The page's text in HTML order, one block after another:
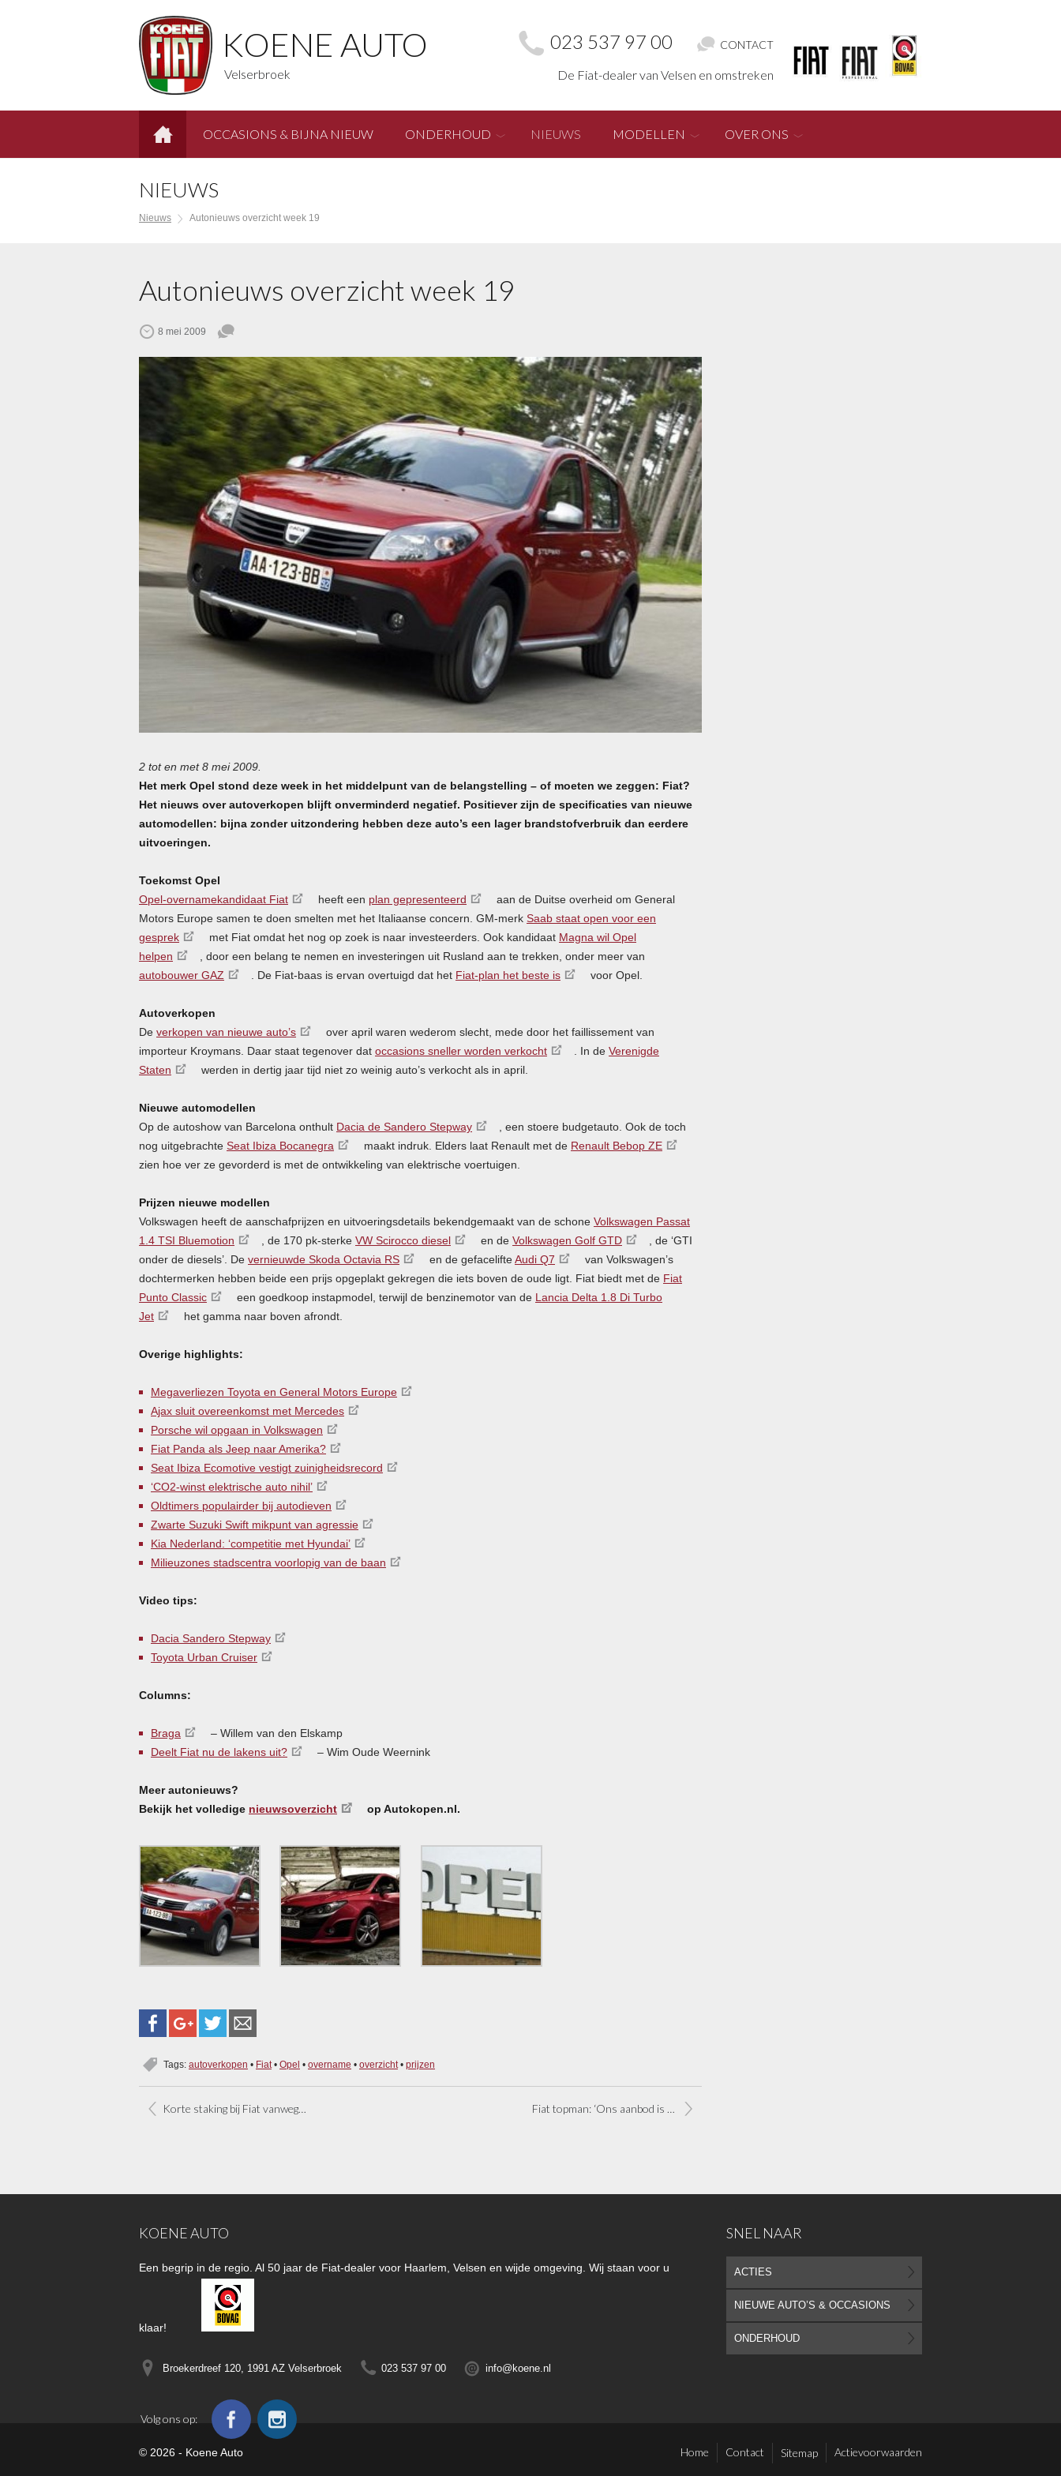
KOENE AUTO
Velserbroek
023 537 97 00 CONTACT
De Fiat-dealer van Velsen en omstreken
OCCASIONS & BIJNA NIEUW ONDERHOUD NIEUWS MODELLEN OVER ONS
NIEUWS
Nieuws Autonieuws overzicht week 19
Autonieuws overzicht week 19
8 mei 2009
2 tot en met 8 mei 2009.
Het merk Opel stond deze week in het middelpunt van de belangstelling – of moeten we zeggen: Fiat?
Het nieuws over autoverkopen blijft onverminderd negatief. Positiever zijn de specificaties van nieuwe
automodellen: bijna zonder uitzondering hebben deze auto’s een lager brandstofverbruik dan eerdere
uitvoeringen.
Toekomst Opel
Opel-overnamekandidaat Fiat
heeft een plan gepresenteerd
aan de Duitse overheid om General
Motors Europe samen te doen smelten met het Italiaanse concern. GM-merk Saab staat open voor een
gesprek
met Fiat omdat het nog op zoek is naar investeerders. Ook kandidaat Magna wil Opel
helpen
, door een belang te nemen en investeringen uit Rusland aan te trekken, onder meer van
autobouwer GAZ . De Fiat-baas is ervan overtuigd dat het Fiat-plan het beste is voor Opel.
Autoverkopen
De verkopen van nieuwe auto’s
over april waren wederom slecht, mede door het faillissement van
importeur Kroymans. Daar staat tegenover dat occasions sneller worden verkocht . In de Verenigde
Staten
werden in dertig jaar tijd niet zo weinig auto’s verkocht als in april.
Nieuwe automodellen
Op de autoshow van Barcelona onthult Dacia de Sandero Stepway
, een stoere budgetauto. Ook de toch
nog uitgebrachte Seat Ibiza Bocanegra maakt indruk. Elders laat Renault met de Renault Bebop ZE
zien hoe ver ze gevorderd is met de ontwikkeling van elektrische voertuigen.
Prijzen nieuwe modellen
Volkswagen heeft de aanschafprijzen en uitvoeringsdetails bekendgemaakt van de schone Volkswagen Passat
1.4 TSI Bluemotion , de 170 pk-sterke VW Scirocco diesel en de Volkswagen Golf GTD , de ‘GTI
onder de diesels’. De vernieuwde Skoda Octavia RS en de gefacelifteAudi Q7
van Volkswagen’s
dochtermerken hebben beide een prijs opgeplakt gekregen die iets boven de oude ligt. Fiat biedt met de Fiat
Punto Classic
een goedkoop instapmodel, terwijl de benzinemotor van de Lancia Delta 1.8 Di Turbo
Jet
het gamma naar boven afrondt.
Overige highlights:
Megaverliezen Toyota en General Motors Europe
Ajax sluit overeenkomst met Mercedes
Porsche wil opgaan in Volkswagen
Fiat Panda als Jeep naar Amerika?
Seat Ibiza Ecomotive vestigt zuinigheidsrecord
‘CO2-winst elektrische auto nihil’
Oldtimers populairder bij autodieven
Zwarte Suzuki Swift mikpunt van agressie
Kia Nederland: ‘competitie met Hyundai’
Milieuzones stadscentra voorlopig van de baan
Video tips:
Dacia Sandero Stepway
Toyota Urban Cruiser
Columns:
Braga
– Willem van den Elskamp
Deelt Fiat nu de lakens uit?
– Wim Oude Weernink
Meer autonieuws?
Bekijk het volledige nieuwsoverzicht op Autokopen.nl.
Tags: autoverkopen • Fiat • Opel • overname • overzicht • prijzen
Korte staking bij Fiat vanwege Opel-plannen Fiat topman: ‘Ons aanbod is beste voor Opel’
KOENE AUTO
Een begrip in de regio. Al 50 jaar de Fiat-dealer voor Haarlem, Velsen en wijde omgeving. Wij staan voor u
klaar!
Broekerdreef 120, 1991 AZ Velserbroek 023 537 97 00 info@koene.nl
Volg ons op:
SNEL NAAR
ACTIES
NIEUWE AUTO’S & OCCASIONS
ONDERHOUD
Home Contact Sitemap Actievoorwaarden
© 2026 - Koene Auto